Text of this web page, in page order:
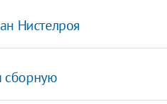
Нистелроя
сборную